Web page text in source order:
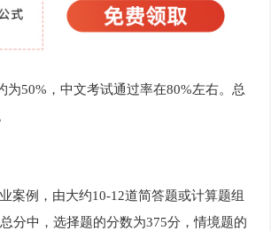
50%，中文考试通过率在80%左右。总
案例，由大约10-12道简答题或计算题组
分中，选择题的分数为375分，情境题的